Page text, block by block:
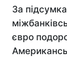
За
євро